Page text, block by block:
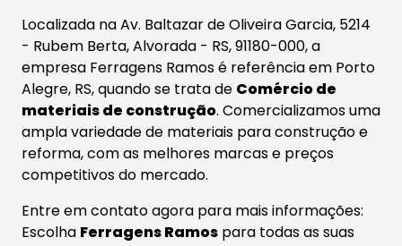
Localizada na Av. Baltazar de Oliveira Garcia, 5214
- Rubem Berta, Alvorada - RS, 91180-000, a
empresa Ferragens Ramos é referência em Porto
Alegre, RS, quando se trata de Comércio de
materiais de construção. Comercializamos uma
ampla variedade de materiais para construção e
reforma, com as melhores marcas e preços
competitivos do mercado.
Entre em contato agora para mais informações:
Escolha Ferragens Ramos para todas as suas